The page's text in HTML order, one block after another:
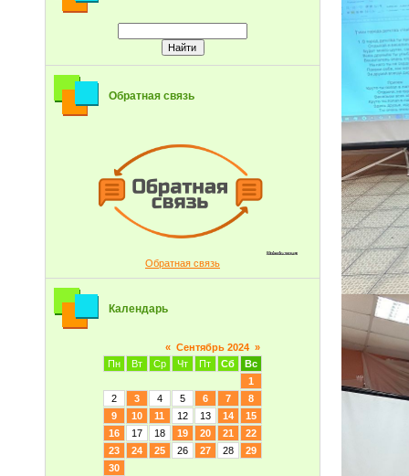
Обратная связь
Обратная связь
Календарь
« Сентябрь 2024 »
Пн
Вт Ср Чт Пт Сб
Вс
1
2
3 4 5 6 7
8
9
10 11 12 13 14
15
16
17 18 19 20 21
22
23
24 25 26 27 28
29
30